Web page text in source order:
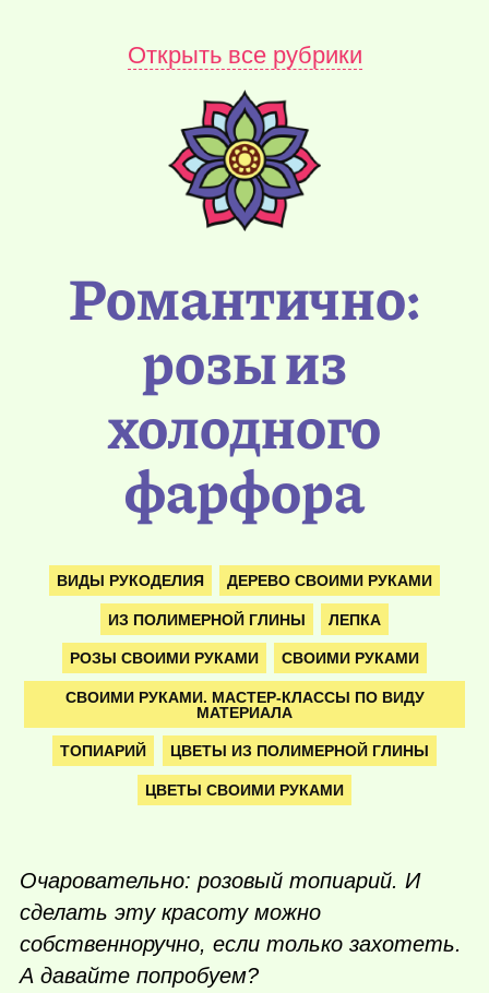
Открыть все рубрики
Романтично:
розы из
холодного
фарфора
ВИДЫ РУКОДЕЛИЯ ДЕРЕВО СВОИМИ РУКАМИ
ИЗ ПОЛИМЕРНОЙ ГЛИНЫ ЛЕПКА
РОЗЫ СВОИМИ РУКАМИ СВОИМИ РУКАМИ
СВОИМИ РУКАМИ. МАСТЕР-КЛАССЫ ПО ВИДУ
МАТЕРИАЛА
ТОПИАРИЙ ЦВЕТЫ ИЗ ПОЛИМЕРНОЙ ГЛИНЫ
ЦВЕТЫ СВОИМИ РУКАМИ
Очаровательно: розовый топиарий. И
сделать эту красоту можно
собственноручно, если только захотеть.
А давайте попробуем?